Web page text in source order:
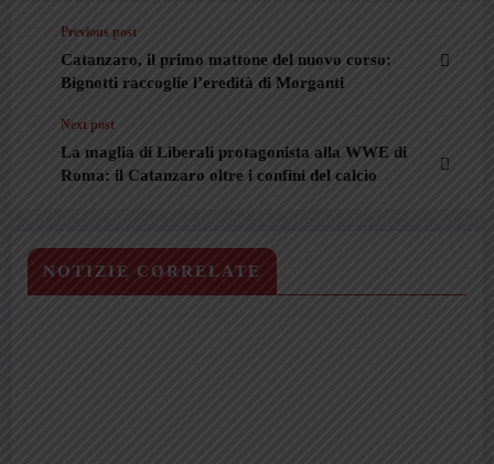
Previous post
Catanzaro, il primo mattone del nuovo corso:
Bignotti raccoglie l’eredità di Morganti
Next post
La maglia di Liberali protagonista alla WWE di
Roma: il Catanzaro oltre i confini del calcio
NOTIZIE CORRELATE